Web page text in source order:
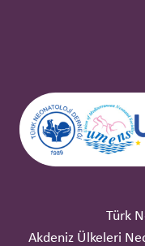
Türk
Akdeniz Ülkeleri